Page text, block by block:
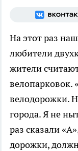
На этот раз
любители
жители
велопарковок.
велодорожки.
города. Я не
раз сказали
дорожки,